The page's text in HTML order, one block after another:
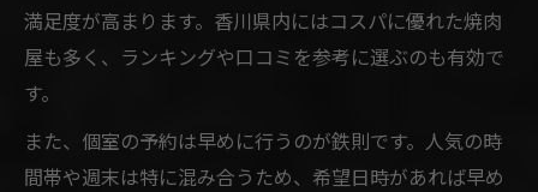
満足度が高まります。香川県内にはコスパに優れた焼肉
屋も多く、ランキングや口コミを参考に選ぶのも有効で
す。
また、個室の予約は早めに行うのが鉄則です。人気の時
間帯や週末は特に混み合うため、希望日時があれば早め